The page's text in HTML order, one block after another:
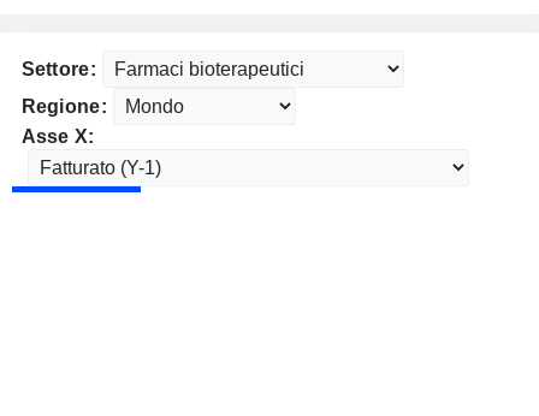
Settore:
Regione:
Asse X: